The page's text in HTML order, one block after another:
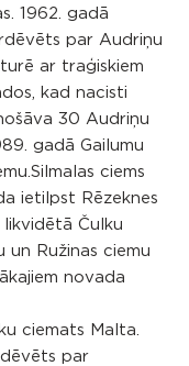
1962. gadā
par Audriņu
ar traģiskiem
kad nacisti
30 Audriņu
gadā Gailumu
ciems
ietilpst Rēzeknes
Čulku
un Ružinas ciemu
novada
ciemats Malta.
par